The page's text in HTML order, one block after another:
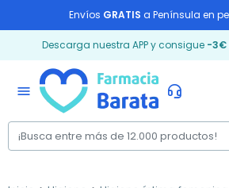
Envíos GRATIS a Península en
Descarga nuestra APP y consigue -3€
menu